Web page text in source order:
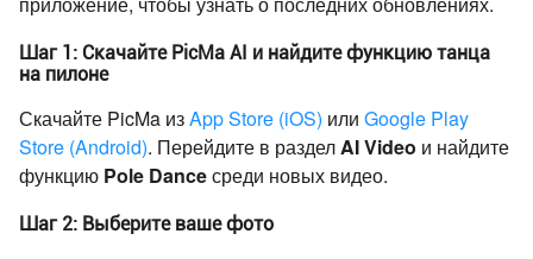
Шаг 1: Скачайте PicMa AI и найдите функцию танца
на пилоне
Скачайте PicMa изApp Store (iOS) или Google Play
Store (Android). Перейдите в разделAI Video и найдите
функцию Pole Danceсреди новых видео.
Шаг 2: Выберите ваше фото